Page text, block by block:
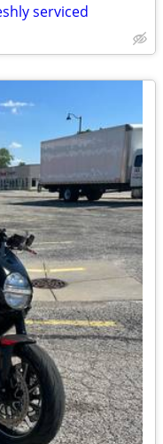
serviced